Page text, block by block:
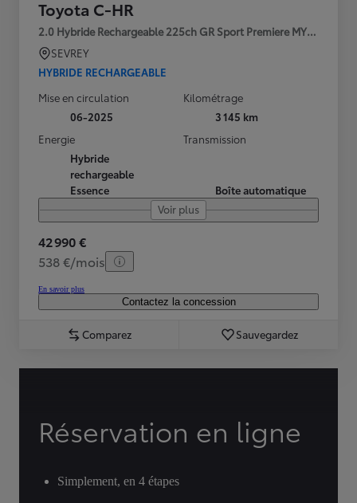
Toyota C-HR
2.0 Hybride Rechargeable 225ch GR Sport Premiere MY25
SEVREY
HYBRIDE RECHARGEABLE
Mise en circulation
06-2025
Kilométrage
3 145 km
Energie
Hybride
rechargeable
Essence
Transmission
Boîte automatique
Voir plus
42 990 €
538 €/mois
En savoir plus
Contactez la concession
Comparez Sauvegardez
Réservation en ligne
Simplement, en 4 étapes